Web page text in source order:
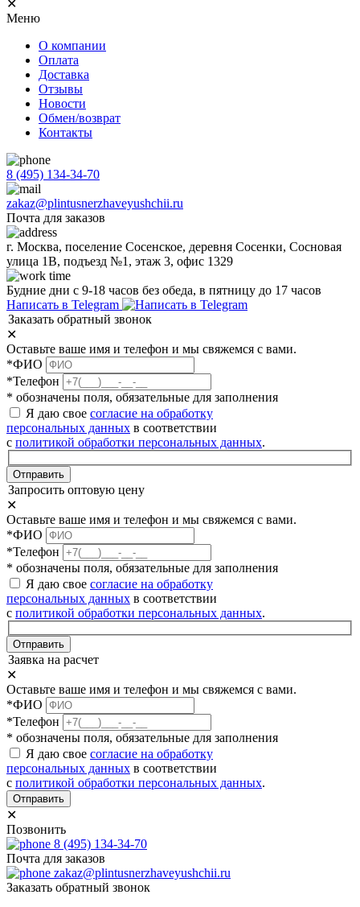
✕
Меню
О компании
Оплата
Доставка
Отзывы
Новости
Обмен/возврат
Контакты
8 (495) 134-34-70
zakaz@plintusnerzhaveyushchii.ru
Почта для заказов
г. Москва, поселение Сосенское, деревня Сосенки, Сосновая
улица 1В, подъезд №1, этаж 3, офис 1329
Будние дни с 9-18 часов без обеда, в пятницу до 17 часов
Написать в Telegram
Заказать обратный звонок
✕
Оставьте ваше имя и телефон и мы свяжемся с вами.
*ФИО
*Телефон
* обозначены поля, обязательные для заполнения
Я даю свое согласие на обработку
персональных данных в соответствии
с политикой обработки персональных данных.
Отправить
Запросить оптовую цену
✕
Оставьте ваше имя и телефон и мы свяжемся с вами.
*ФИО
*Телефон
* обозначены поля, обязательные для заполнения
Я даю свое согласие на обработку
персональных данных в соответствии
с политикой обработки персональных данных.
Отправить
Заявка на расчет
✕
Оставьте ваше имя и телефон и мы свяжемся с вами.
*ФИО
*Телефон
* обозначены поля, обязательные для заполнения
Я даю свое согласие на обработку
персональных данных в соответствии
с политикой обработки персональных данных.
Отправить
✕
Позвонить
8 (495) 134-34-70
Почта для заказов
zakaz@plintusnerzhaveyushchii.ru
Заказать обратный звонок